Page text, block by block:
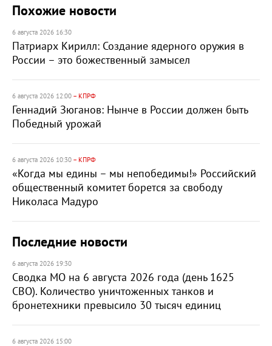
Похожие новости
6 августа 2026 16:30
Патриарх Кирилл: Создание ядерного оружия в
России – это божественный замысел
6 августа 2026 12:00 – КПРФ
Геннадий Зюганов: Нынче в России должен быть
Победный урожай
6 августа 2026 10:30 – КПРФ
«Когда мы едины – мы непобедимы!» Российский
общественный комитет борется за свободу
Николаса Мадуро
Последние новости
6 августа 2026 19:30
Сводка МО на 6 августа 2026 года (день 1625
СВО). Количество уничтоженных танков и
бронетехники превысило 30 тысяч единиц
6 августа 2026 15:00